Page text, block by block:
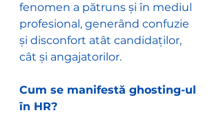
fenomen a pătruns și în mediul
profesional, generând confuzie
și disconfort atât candidaților,
cât și angajatorilor.
Cum se manifestă ghosting-ul
în HR?